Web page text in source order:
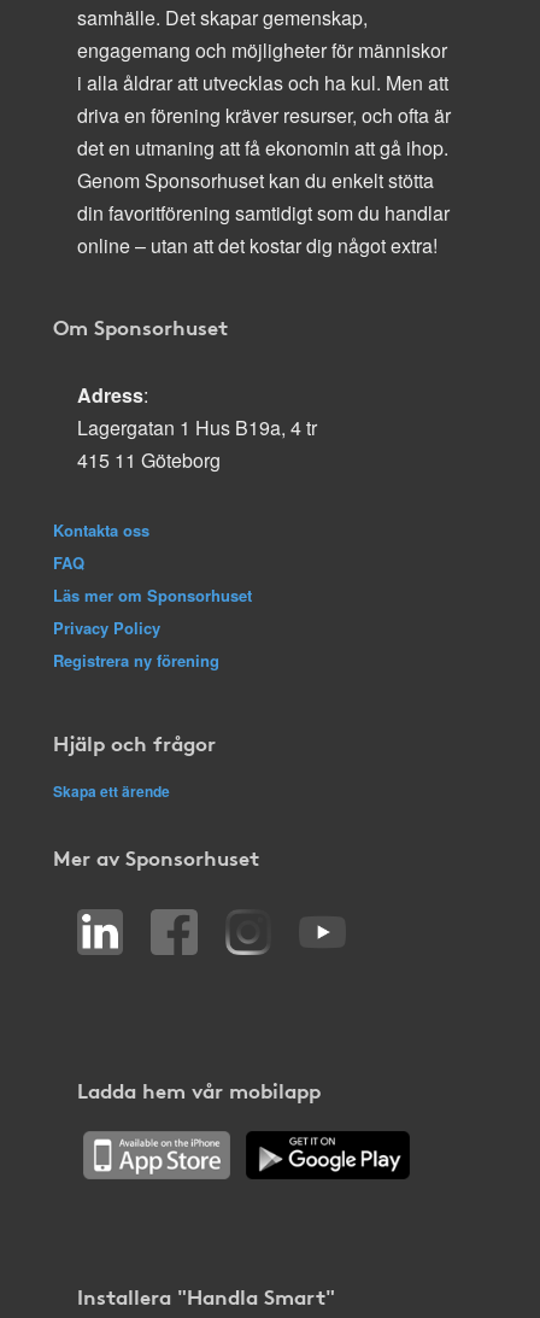
samhälle. Det skapar gemenskap,
engagemang och möjligheter för människor
i alla åldrar att utvecklas och ha kul. Men att
driva en förening kräver resurser, och ofta är
det en utmaning att få ekonomin att gå ihop.
Genom Sponsorhuset kan du enkelt stötta
din favoritförening samtidigt som du handlar
online – utan att det kostar dig något extra!
Om Sponsorhuset
Adress:
Lagergatan 1 Hus B19a, 4 tr
415 11 Göteborg
Kontakta oss
FAQ
Läs mer om Sponsorhuset
Privacy Policy
Registrera ny förening
Hjälp och frågor
Skapa ett ärende
Mer av Sponsorhuset
Ladda hem vår mobilapp
Installera "Handla Smart"